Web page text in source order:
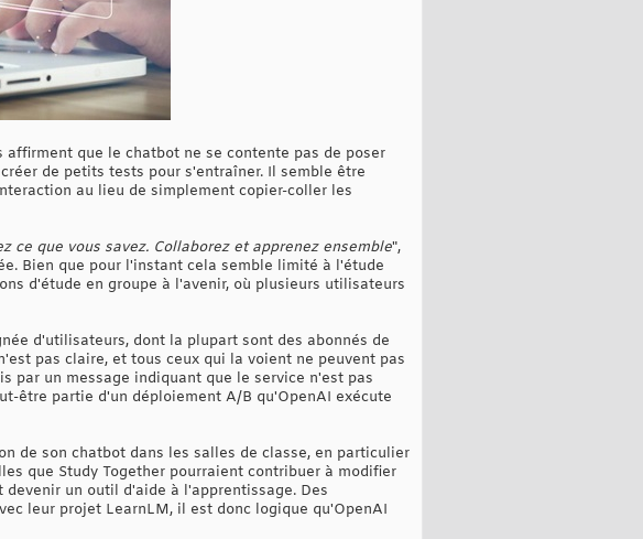
que le chatbot ne se contente pas de poser
de petits tests pour s'entraîner. Il semble être
au lieu de simplement copier-coller les
ce que vous savez. Collaborez et apprenez ensemble",
Bien que pour l'instant cela semble limité à l'étude
d'étude en groupe à l'avenir, où plusieurs utilisateurs
d'utilisateurs, dont la plupart sont des abonnés de
pas claire, et tous ceux qui la voient ne peuvent pas
par un message indiquant que le service n'est pas
être partie d'un déploiement A/B qu'OpenAI exécute
de son chatbot dans les salles de classe, en particulier
que Study Together pourraient contribuer à modifier
un outil d'aide à l'apprentissage. Des
leur projet LearnLM, il est donc logique qu'OpenAI